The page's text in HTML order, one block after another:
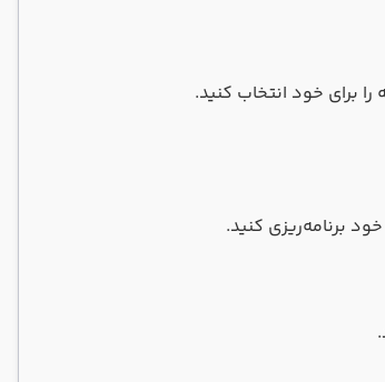
برای خود انتخاب کنید.
برنامه‌ریزی کنید.